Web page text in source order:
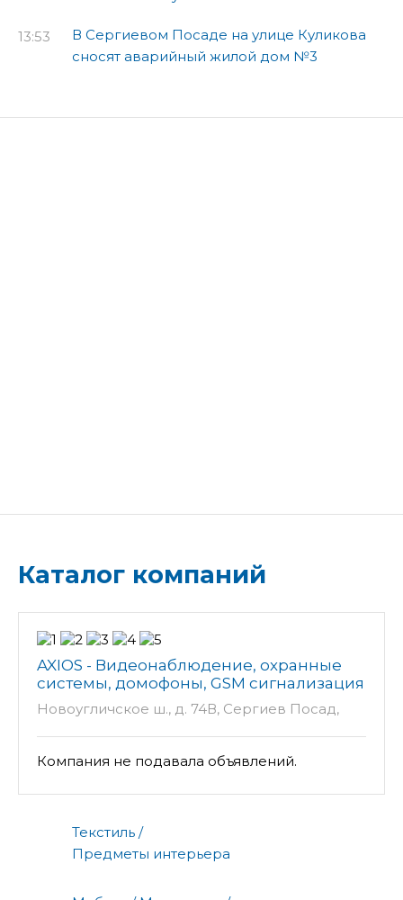
13:53
В Сергиевом Посаде на улице Куликова
сносят аварийный жилой дом №3
Каталог компаний
AXIOS - Видеонаблюдение, охранные
системы, домофоны, GSM сигнализация
Новоугличское ш., д. 74В, Сергиев Посад,
Компания не подавала объявлений.
Текстиль /
Предметы интерьера